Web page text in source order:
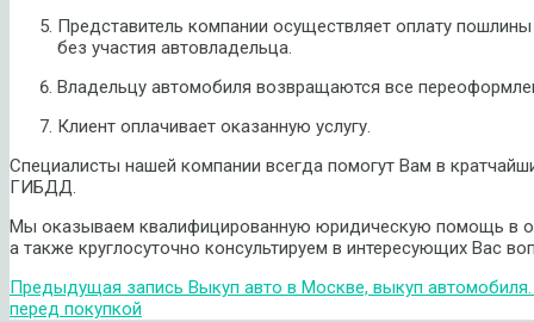
Представитель компании осуществляет оплату
без участия автовладельца.
Владельцу автомобиля возвращаются все
Клиент оплачивает оказанную услугу.
Специалисты нашей компании всегда помогут Вам в
ГИБДД.
Мы оказываем квалифицированную юридическую помощь в
а также круглосуточно консультируем в интересующих Вас
Предыдущая запись Выкуп авто в Москве, выкуп автомобиля.
перед покупкой